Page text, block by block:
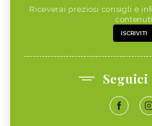
Riceverai preziosi consigli e
contenuti
ISCRIVITI
Seguici